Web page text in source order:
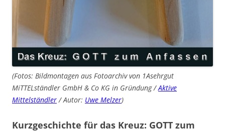
(Fotos: Bildmontagen aus Fotoarchiv von 1Asehrgut
MiTTELständler GmbH & Co KG in Gründung /Aktive
Mittelständler/ Autor: Uwe Melzer)
Kurzgeschichte für das Kreuz: GOTT zum